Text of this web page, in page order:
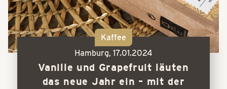
Kaffee
Hamburg, 17.01.2024
Vanille und Grapefruit läuten
das neue Jahr ein – mit der